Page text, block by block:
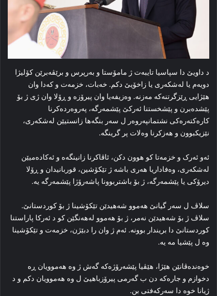
د داویێ دا سپاسیا تایبه‌ت ژ مامۆستا و به‌رپرس و برێڤه‌برێن کۆلیژا
دویه‌م یا له‌شکه‌ری یا زاخۆیێ دکم. خه‌بات، خزمه‌ت و که‌دا وان
هێژایی ڕێزگرتنه‌که‌ مه‌زنه‌. وه‌زیفه‌یا وان پیرۆزه‌ و ڕۆلا وان ژی ژ بۆ
پێشده‌برن و پێشخستنا ئه‌رکێ پێشمه‌رگه‌، په‌روه‌رده‌کرنا
کاره‌کته‌ره‌کی نشتمانپه‌روه‌ر ل سه‌ر بنگه‌ها زانستیێن له‌شکه‌ری،
نێزیکبوون و هه‌زکرنا وه‌لات پر گرینگه‌.
ئه‌و ئه‌رک و خزمه‌تا کو هوون دکن، ئاڤاکرنا زانینگه‌ه و ئەکاده‌میێن
له‌شکه‌ری، وه‌فاداریا هه‌ری باشه‌ ژ تێکۆشین، قوربانیدان و ڕۆلا
دیرۆکی یا پێشمه‌رگه‌، ژ بۆ باشتربوونا پاشه‌رۆژا پێشمه‌رگه‌ یه‌.
سلاڤ ل سه‌ر گیانێ هه‌موو شه‌هیدێن تێکۆشینا ژ بۆ کوردستانێ.
سلاڤ ژ بۆ شه‌هیدێن نەمر، ژ بۆ هه‌موو له‌هه‌نگێن کو د ئه‌رکا پاراستنا
کوردستانێ دا بریندار بوونه‌. ئه‌م ژ وان را دبێژن، خزمه‌ت و تێکۆشینا
وه‌ ل پێشیا مه‌ یه‌.
خوه‌نده‌ڤانێن هێژا، هێڤیا پێشه‌رۆژه‌که‌ گه‌ش ژ وه‌ هه‌موویان ڕه‌
دخوازم و جاره‌که‌ دن ب گه‌رمی پیرۆزباهیێ ل وه‌ هه‌موویان دکم و د
ژیانا خوە دا سه‌رکه‌فتی بن.